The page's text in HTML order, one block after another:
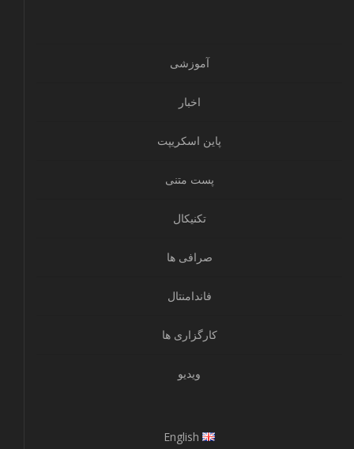
آموزشی
اخبار
پاین اسکریپت
پست متنی
تکنیکال
صرافی ها
فاندامنتال
کارگزاری ها
ویدیو
English